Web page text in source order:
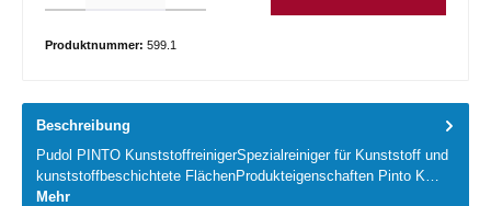
Produktnummer: 599.1
Beschreibung
Pudol PINTO KunststoffreinigerSpezialreiniger für Kunststoff und
kunststoffbeschichtete FlächenProdukteigenschaften Pinto K…
Mehr